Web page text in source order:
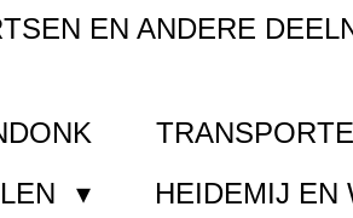
EN ANDERE
HEIDEMIJ EN